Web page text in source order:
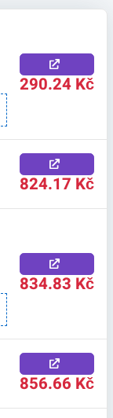
290.24 Kč
824.17 Kč
834.83 Kč
856.66 Kč